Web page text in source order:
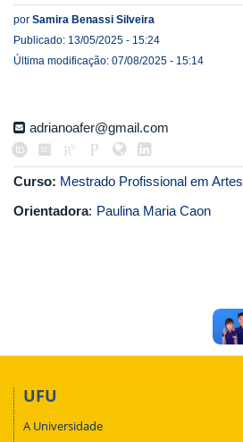
por Samira Benassi Silveira
Publicado: 13/05/2025 - 15:24
Última modificação: 07/08/2025 - 15:14
adrianoafer@gmail.com
Curso: Mestrado Profissional em Artes
Orientadora: Paulina Maria Caon
UFU
A Universidade